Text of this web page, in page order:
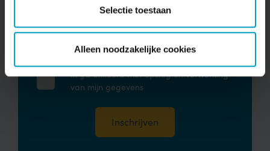
Selectie toestaan
Alleen noodzakelijke cookies
Ik ga akkoord met opslag en verwerking
van mijn gegevens